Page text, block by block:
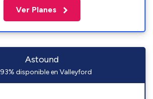
Ver Planes
Astound
93% disponible en Valleyford